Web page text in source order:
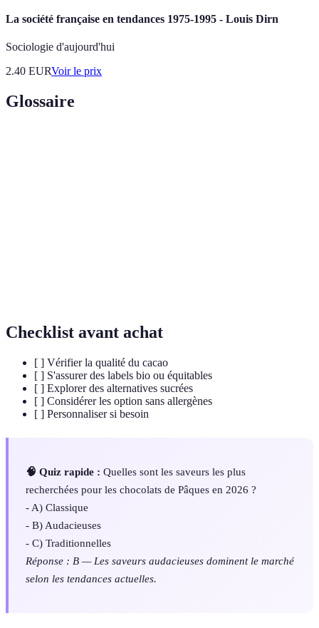
La société française en tendances 1975-1995 - Louis Dirn
Sociologie d'aujourd'hui
2.40 EURVoir le prix
Glossaire
Checklist avant achat
[ ] Vérifier la qualité du cacao
[ ] S'assurer des labels bio ou équitables
[ ] Explorer des alternatives sucrées
[ ] Considérer les option sans allergènes
[ ] Personnaliser si besoin
🧠 Quiz rapide : Quelles sont les saveurs les plus
recherchées pour les chocolats de Pâques en 2026 ?
- A) Classique
- B) Audacieuses
- C) Traditionnelles
Réponse : B — Les saveurs audacieuses dominent le marché
selon les tendances actuelles.